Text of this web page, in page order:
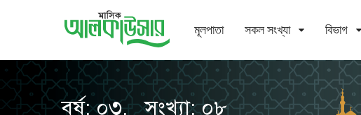
মূলপাতা সকল সংখ্যা বিভাগ
বর্ষ: ০৩, সংখ্যা: ০৮